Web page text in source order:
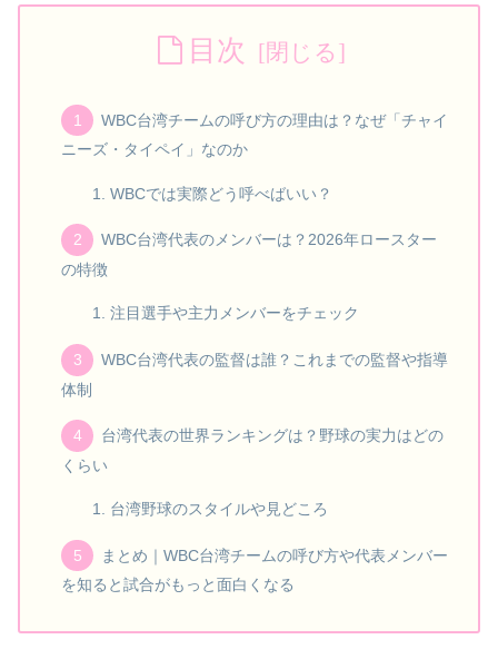
目次
WBC台湾チームの呼び方の理由は？なぜ「チャイ
ニーズ・タイペイ」なのか
WBCでは実際どう呼べばいい？
WBC台湾代表のメンバーは？2026年ロースター
の特徴
注目選手や主力メンバーをチェック
WBC台湾代表の監督は誰？これまでの監督や指導
体制
台湾代表の世界ランキングは？野球の実力はどの
くらい
台湾野球のスタイルや見どころ
まとめ｜WBC台湾チームの呼び方や代表メンバー
を知ると試合がもっと面白くなる